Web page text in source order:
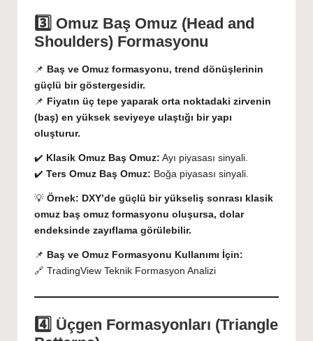
3️⃣ Omuz Baş Omuz (Head and
Shoulders) Formasyonu
📌 Baş ve Omuz formasyonu, trend dönüşlerinin
güçlü bir göstergesidir.
📌 Fiyatın üç tepe yaparak orta noktadaki zirvenin
(baş) en yüksek seviyeye ulaştığı bir yapı
oluşturur.
✔️ Klasik Omuz Baş Omuz: Ayı piyasası sinyali.
✔️ Ters Omuz Baş Omuz: Boğa piyasası sinyali.
💡 Örnek: DXY’de güçlü bir yükseliş sonrası klasik
omuz baş omuz formasyonu oluşursa, dolar
endeksinde zayıflama görülebilir.
📌 Baş ve Omuz Formasyonu Kullanımı İçin:
🔗 TradingView Teknik Formasyon Analizi
4️⃣ Üçgen Formasyonları (Triangle